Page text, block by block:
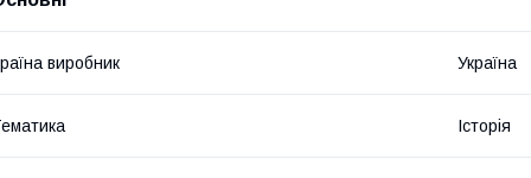
виробник Україна
Історія